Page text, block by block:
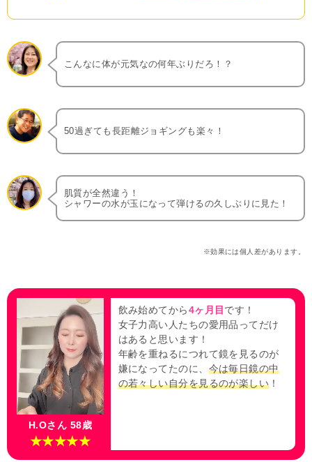
こんなに体が元気なの何年ぶりだろ！？
50過ぎても長距離ジョギングも楽々！
肌質が全然違う！
シャワーの水が玉になって弾けるの久しぶりに見た！
※効果には個人差があります。
H.Oさん 58歳
★★★★★
飲み始めてから4ヶ月目 です！
女子力高い人たちの愛用品ってだけ
はあると思います！
年齢を重ねるにつれて鏡を見るのが
嫌になってたのに、 今は毎日鏡の中
の若々しい自分を見るのが楽しい ！